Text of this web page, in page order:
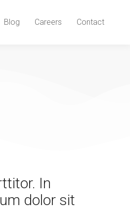
Blog Careers Contact
In
dolor sit